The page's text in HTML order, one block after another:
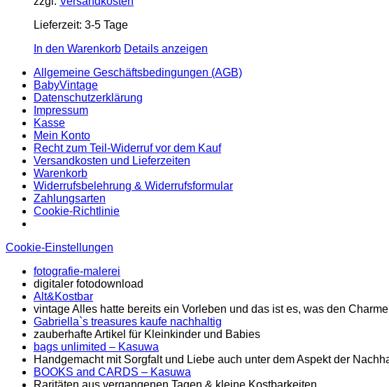
Lieferzeit: 3-5 Tage
In den Warenkorb Details anzeigen
Allgemeine Geschäftsbedingungen (AGB)
BabyVintage
Datenschutzerklärung
Impressum
Kasse
Mein Konto
Recht zum Teil-Widerruf vor dem Kauf
Versandkosten und Lieferzeiten
Warenkorb
Widerrufsbelehrung & Widerrufsformular
Zahlungsarten
Cookie-Richtlinie
Cookie-Einstellungen
fotografie-malerei
digitaler fotodownload
Alt&Kostbar
vintage Alles hatte bereits ein Vorleben und das ist es, was den
Gabriella`s treasures kaufe nachhaltig
zauberhafte Artikel für Kleinkinder und Babies
bags unlimited – Kasuwa
Handgemacht mit Sorgfalt und Liebe auch unter dem Aspekt der
BOOKS and CARDS – Kasuwa
Raritäten aus vergangenen Tagen & kleine Kostbarkeiten